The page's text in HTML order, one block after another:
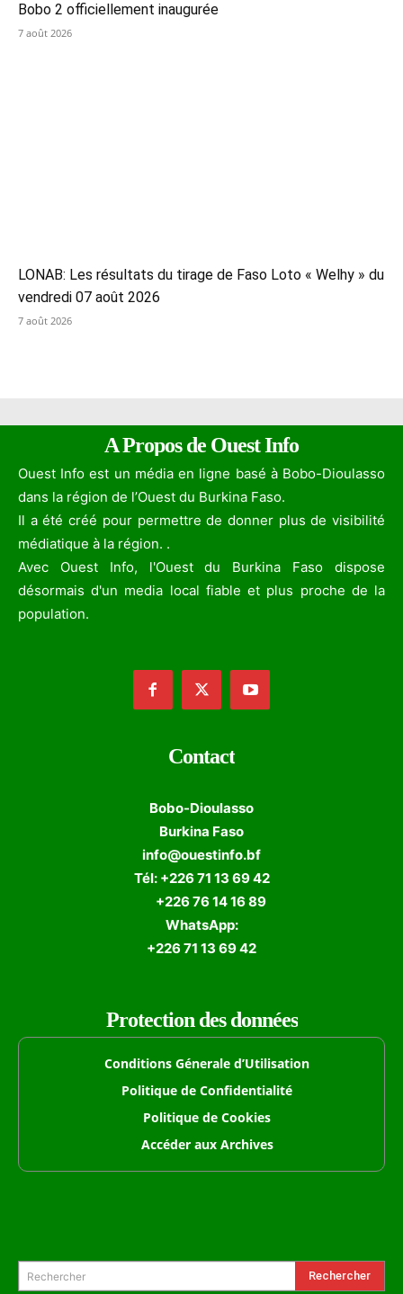
Bobo 2 officiellement inaugurée
7 août 2026
LONAB: Les résultats du tirage de Faso Loto « Welhy » du
vendredi 07 août 2026
7 août 2026
A Propos de Ouest Info
Ouest Info est un média en ligne basé à Bobo-Dioulasso
dans la région de l’Ouest du Burkina Faso.
Il a été créé pour permettre de donner plus de visibilité
médiatique à la région. .
Avec Ouest Info, l'Ouest du Burkina Faso dispose
désormais d'un media local fiable et plus proche de la
population.
Contact
Bobo-Dioulasso
Burkina Faso
info@ouestinfo.bf
Tél: +226 71 13 69 42
+226 76 14 16 89
WhatsApp:
+226 71 13 69 42
Protection des données
Conditions Génerale d’Utilisation
Politique de Confidentialité
Politique de Cookies
Accéder aux Archives
Rechercher Rechercher